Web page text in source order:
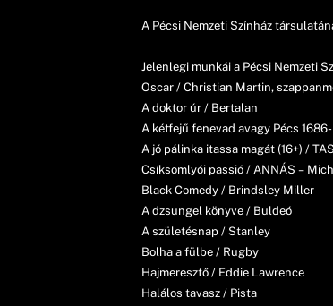
A Pécsi Nemzeti Színház
Jelenlegi munkái a Pécsi Nemzeti
Oscar / Christian Martin,
A doktor úr / Bertalan
A kétfejű fenevad avagy Pécs
A jó pálinka itassa magát (16+) /
Csíksomlyói passió / ANNÁS –
Black Comedy / Brindsley Miller
A dzsungel könyve / Buldeó
A születésnap / Stanley
Bolha a fülbe / Rugby
Hajmeresztő / Eddie Lawrence
Halálos tavasz / Pista